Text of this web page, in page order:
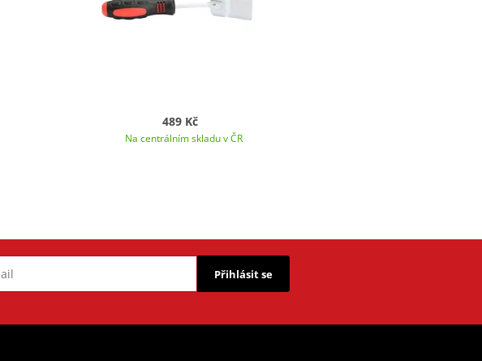
489 Kč
Na centrálním skladu v ČR
Přihlásit se